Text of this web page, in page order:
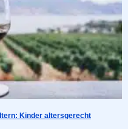
Kinder altersgerecht